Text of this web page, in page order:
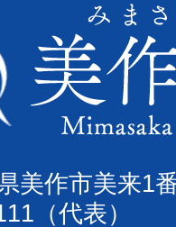
美作市美来1
（代表）